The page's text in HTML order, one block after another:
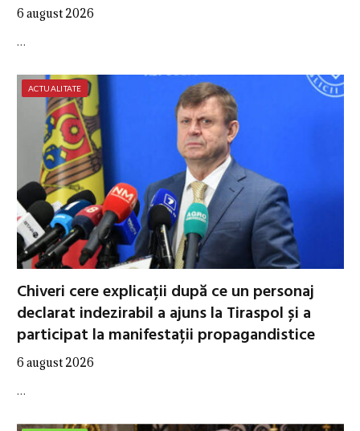
6 august 2026
…
ACTUALITATE
Chiveri cere explicații după ce un personaj
declarat indezirabil a ajuns la Tiraspol și a
participat la manifestații propagandistice
6 august 2026
…